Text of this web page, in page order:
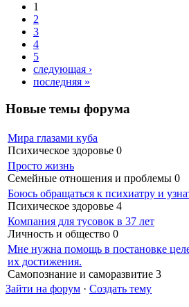
1
2
3
4
5
следующая ›
последняя »
Новые темы форума
Мира глазами куба
Психическое здоровье 0
Просто жизнь
Семейные отношения и проблемы 0
Боюсь обращаться к психиатру и
Психическое здоровье 4
Компания для тусовок в 37 лет
Личность и общество 0
Мне нужна помощь в постановке
их достижения.
Самопознание и саморазвитие 3
Зайти на форум · Создать тему